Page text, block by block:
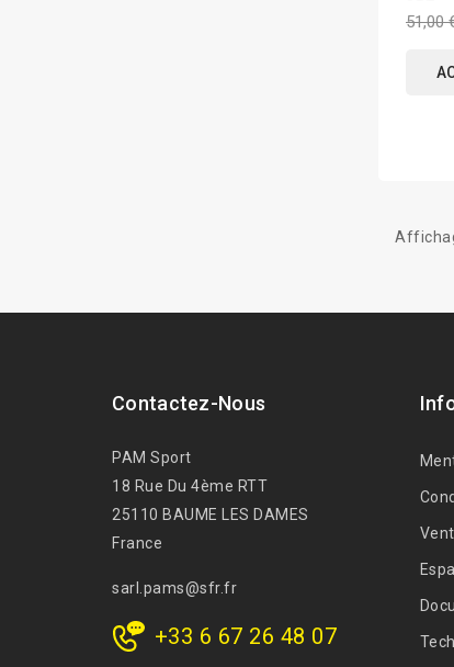
51,00
Contactez-Nous
PAM Sport
18 Rue Du 4ème RTT
25110 BAUME LES DAMES
France
sarl.pams@sfr.fr
+33 6 67 26 48 07